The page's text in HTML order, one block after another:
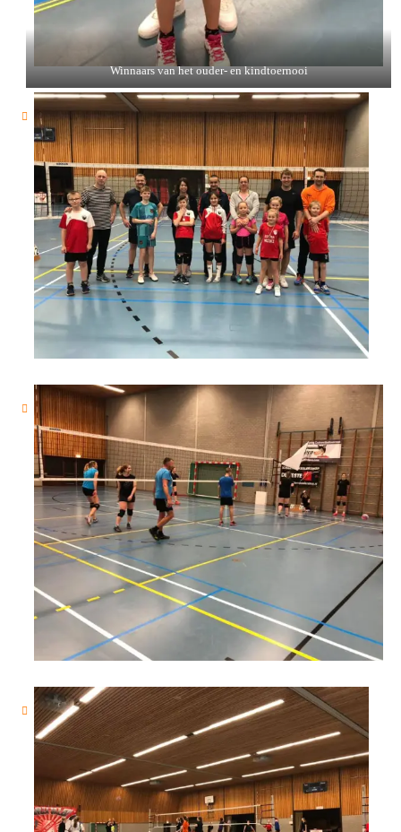
Winnaars van het ouder- en kindtoernooi